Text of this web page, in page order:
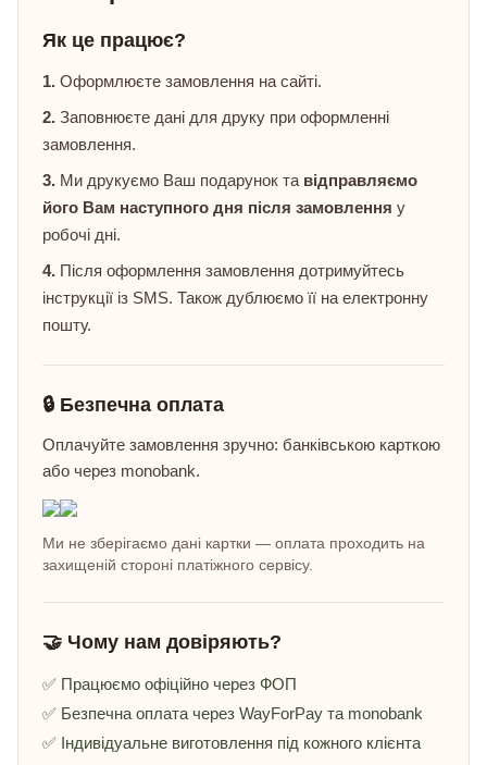
Як це працює?
1. Оформлюєте замовлення на сайті.
2. Заповнюєте дані для друку при оформленні
замовлення.
3. Ми друкуємо Ваш подарунок та відправляємо
його Вам наступного дня після замовлення у
робочі дні.
4. Після оформлення замовлення дотримуйтесь
інструкції із SMS. Також дублюємо її на електронну
пошту.
🔒 Безпечна оплата
Оплачуйте замовлення зручно: банківською карткою
або через monobank.
Ми не зберігаємо дані картки — оплата проходить на
захищеній стороні платіжного сервісу.
🤝 Чому нам довіряють?
✅ Працюємо офіційно через ФОП
✅ Безпечна оплата через WayForPay та monobank
✅ Індивідуальне виготовлення під кожного клієнта